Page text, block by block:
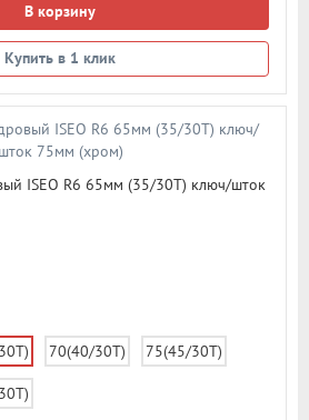
В корзину
Купить в 1 клик
ISEO R6 65мм (35/30T) ключ/шток
70(40/30T) 75(45/30Т)